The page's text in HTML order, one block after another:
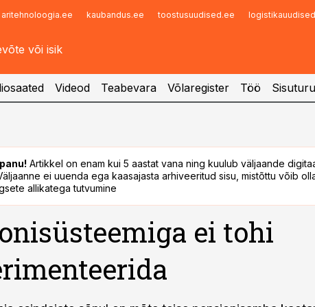
aritehnoloogia.ee kaubandus.ee toostusuudised.ee
Infopank
Videod Teabevara Võlaregister Töö
Artikkel on enam kui 5 aastat vana ning kuulub väljaande
ei uuenda ega kaasajasta arhiveeritud sisu, mistõttu võib
allikatega tutvumine
ei tohi